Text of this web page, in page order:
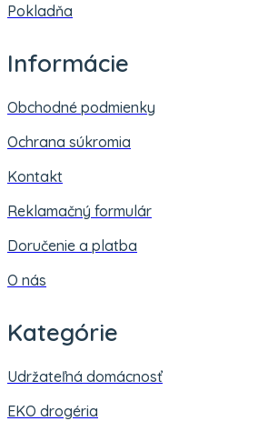
Pokladňa
Informácie
Obchodné podmienky
Ochrana súkromia
Kontakt
Reklamačný formulár
Doručenie a platba
O nás
Kategórie
Udržateľná domácnosť
EKO drogéria